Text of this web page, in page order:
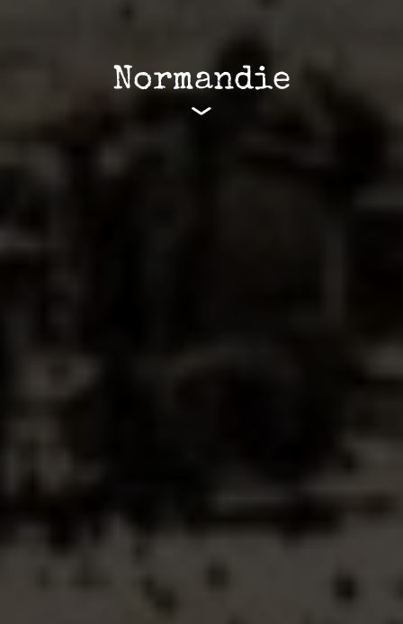
Normandie